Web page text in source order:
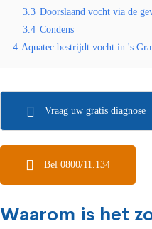
3.3 Doorslaand vocht via de
3.4 Condens
4 Aquatec bestrijdt vocht in 's
Vraag uw gratis diagnose
Bel 0800/11.134
Waarom is het